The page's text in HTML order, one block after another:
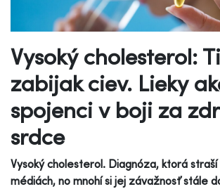
Vysoký cholesterol:
zabijak ciev. Lieky
spojenci v boji za
srdce
Vysoký cholesterol. Diagnóza, ktorá
médiách, no mnohí si jej závažnosť stále